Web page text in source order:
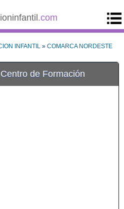
.com
INFANTIL » COMARCA NORDESTE
de Formación